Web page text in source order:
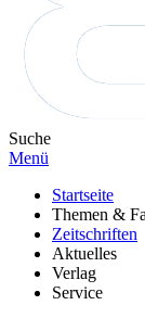
Suche
Menü
Startseite
Themen &
Zeitschriften
Aktuelles
Verlag
Service